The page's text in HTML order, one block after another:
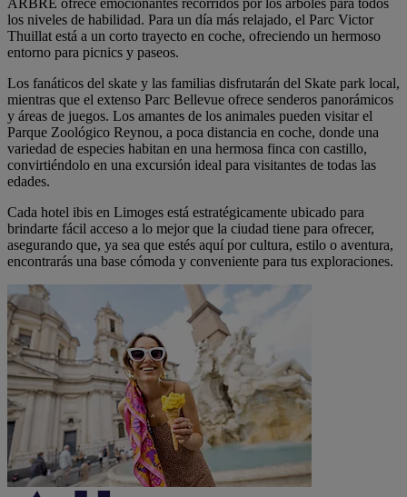
ARBRE ofrece emocionantes recorridos por los árboles para todos
los niveles de habilidad. Para un día más relajado, el Parc Victor
Thuillat está a un corto trayecto en coche, ofreciendo un hermoso
entorno para picnics y paseos.
Los fanáticos del skate y las familias disfrutarán del Skate park local,
mientras que el extenso Parc Bellevue ofrece senderos panorámicos
y áreas de juegos. Los amantes de los animales pueden visitar el
Parque Zoológico Reynou, a poca distancia en coche, donde una
variedad de especies habitan en una hermosa finca con castillo,
convirtiéndolo en una excursión ideal para visitantes de todas las
edades.
Cada hotel ibis en Limoges está estratégicamente ubicado para
brindarte fácil acceso a lo mejor que la ciudad tiene para ofrecer,
asegurando que, ya sea que estés aquí por cultura, estilo o aventura,
encontrarás una base cómoda y conveniente para tus exploraciones.